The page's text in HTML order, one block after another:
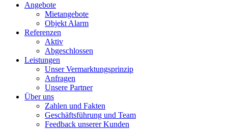
Angebote
Mietangebote
Objekt Alarm
Referenzen
Aktiv
Abgeschlossen
Leistungen
Unser Vermarktungsprinzip
Anfragen
Unsere Partner
Über uns
Zahlen und Fakten
Geschäftsführung und Team
Feedback unserer Kunden